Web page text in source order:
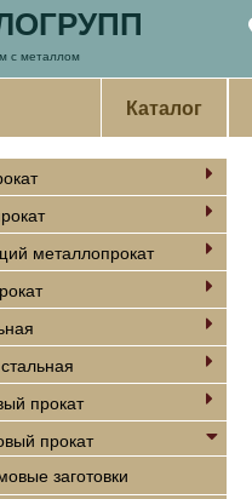
с металлом
Каталог
металлопрокат
прокат
прокат
заготовки